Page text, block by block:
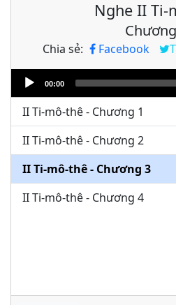
Nghe II Ti-
Chia sẻ: Facebook
Audio
Player
00:00
II Ti-mô-thê - Chương 1
II Ti-mô-thê - Chương 2
II Ti-mô-thê - Chương 3
II Ti-mô-thê - Chương 4